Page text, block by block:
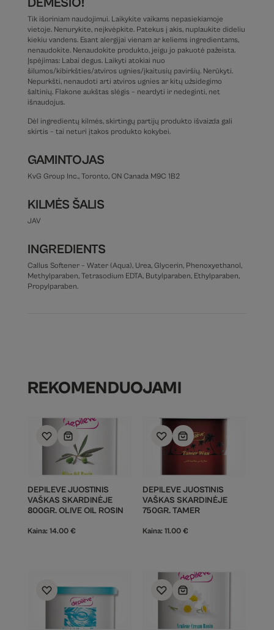
DĖMESIO!
Tik išoriniam naudojimui. Laikykite vaikams nepasiekiamoje
vietoje. Nenurykite, neįkvėpkite. Patekus į akis, nuplaukite dideliu
kiekiu vandens. Esant alergijai vienam ar keliems ingredientams,
nenaudokite. Nenaudokite produkto, jeigu jo pakuotė pažeista.
Įspėjimas: Labai degus. Laikyti atokiai nuo
šilumos/kibirkšties/atviros ugnies/įkaitusių paviršių. Nerūkyti.
Nepurkšti, nenaudoti arti atviros ugnies ar kitų užsidegimo
šaltinių. Flakone aukštas slėgis – neardyti ir nedeginti, net
išnaudojus.
Dėl ingredientų kilmės, skirtingų partijų produkto išvaizda gali
skirtis – tai neturi įtakos produkto kokybei.
GAMINTOJAS
KvG Group Inc., Toronto, ON Canada M9C 1B2
KILMĖS ŠALIS
JAV
INGREDIENTS
Callus Softener – Water (Aqua), Urea, Glycerin, Phenoxyethanol,
Methylparaben, Tetrasodium EDTA, Butylparaben, Ethylparaben,
Propylparaben.
REKOMENDUOJAMI
DEPILEVE JUOSTINIS
VAŠKAS SKARDINĖJE
800GR. OLIVE OIL ROSIN
Kaina: 14.00 €
DEPILEVE JUOSTINIS
VAŠKAS SKARDINĖJE
750GR. TAMER
Kaina: 11.00 €